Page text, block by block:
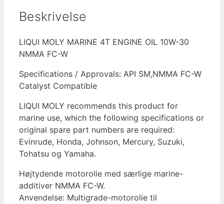
10W-
NMMA
FC-
antal
Beskrivelse
LIQUI MOLY MARINE 4T ENGINE OIL 10W-30
NMMA FC-W
Specifications / Approvals: API SM,NMMA FC-W
Catalyst Compatible
LIQUI MOLY recommends this product for
marine use, which the following specifications or
original spare part numbers are required:
Evinrude, Honda, Johnson, Mercury, Suzuki,
Tohatsu og Yamaha.
Højtydende motorolie med særlige marine-
additiver NMMA FC-W.
Anvendelse: Multigrade-motorolie til